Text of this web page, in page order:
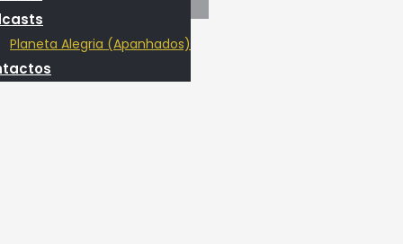
Planeta Alegria (Apanhados)